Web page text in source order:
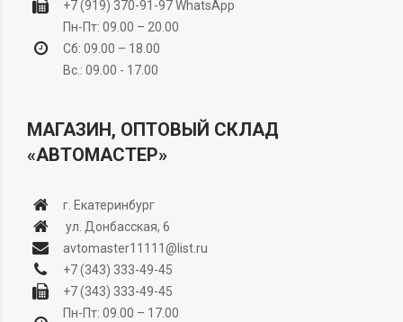
+7 (919) 370-91-97WhatsApp
Пн-Пт: 09.00 – 20.00
Сб: 09.00 – 18.00
Вс.: 09.00 - 17.00
МАГАЗИН, ОПТОВЫЙ СКЛАД
«АВТОМАСТЕР»
г. Екатеринбург
ул. Донбасская, 6
avtomaster11111@list.ru
+7 (343) 333-49-45
+7 (343) 333-49-45
Пн-Пт: 09.00 – 17.00